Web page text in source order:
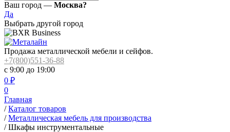
Ваш город — Москва?
Да
Выбрать другой город
Продажа металлической мебели и сейфов.
+7(800)551-36-88
с 9:00 до 19:00
0 ₽
0
Главная
/ Каталог товаров
/ Металлическая мебель для производства
/ Шкафы инструментальные